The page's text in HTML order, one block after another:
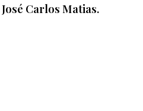
Carlos Matias.